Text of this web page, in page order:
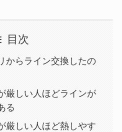
目次
からライン交換したの
厳しい人ほどラインが
る
厳しい人ほど熱しやす